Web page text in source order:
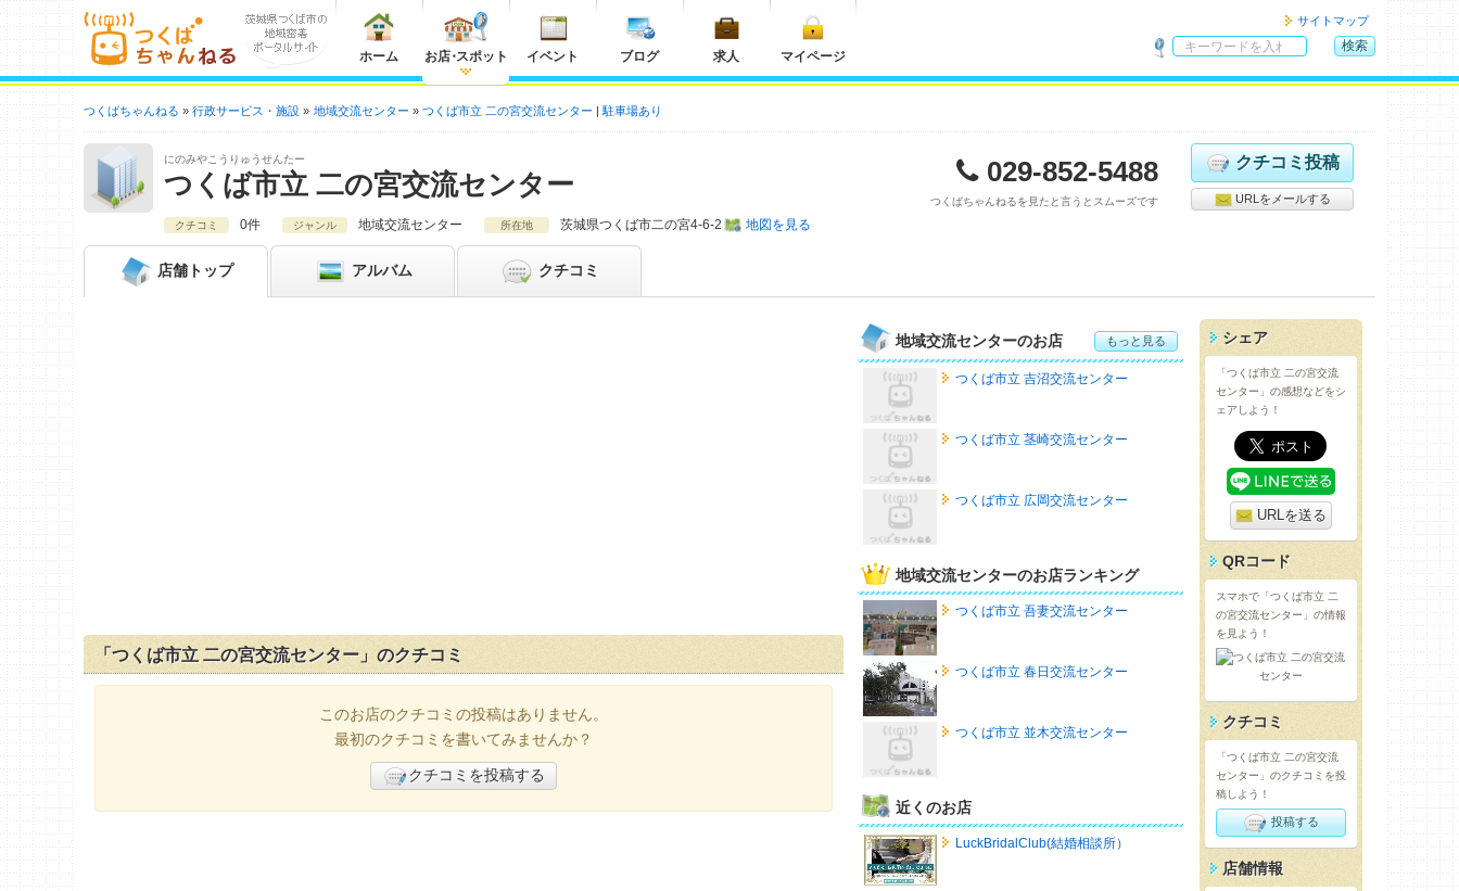
ホーム お店・スポット イベント ブログ 求人 マイページ
サイトマップ
内
索
検索
つくばちゃんねる 行政サービス・施設 地域交流センター つくば市立 二の宮交流センター 駐車場あり
にのみやこうりゅうせんたー
つくば市立 二の宮交流センター 029-852-5488
つくばちゃんねるを見たと言うとスムーズです
クチコミ投稿
URLをメールする
クチコミ 0件 ジャンル 地域交流センター 所在地 茨城県つくば市二の宮4-6-2 地図を見る
店舗 トップ アルバム クチコミ
「つくば市立 二の宮交流センター」のクチコミ
このお店のクチコミの投稿はありません。
最初のクチコミを書いてみませんか？
クチコミを投稿する
地域交流センターのお店 もっと見る
つくば市立 吉沼交流センター
つくば市立 茎崎交流センター
つくば市立 広岡交流センター
地域交流センターのお店ランキング
つくば市立 吾妻交流センター
つくば市立 春日交流センター
つくば市立 並木交流センター
近くのお店
LuckBridalClub(結婚相談所）
シェア
「つくば市立 二の宮交流
センター」の感想などをシ
ェアしよう！
URLを送る
QRコード
スマホで「つくば市立 二
の宮交流センター」の情報
を見よう！
クチコミ
「つくば市立 二の宮交流
センター」のクチコミを投
稿しよう！
投稿する
店舗情報